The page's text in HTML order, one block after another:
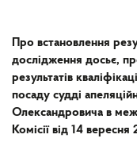
Про встановлення
дослідження досьє,
результатів
посаду судді
Олександровича в
Комісії від 14